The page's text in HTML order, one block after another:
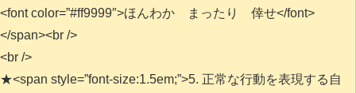
<font color=”#ff9999″>ほんわか まったり 倖せ</font>
</span><br />
<br />
★<span style=”font-size:1.5em;”>5. 正常な行動を表現する自